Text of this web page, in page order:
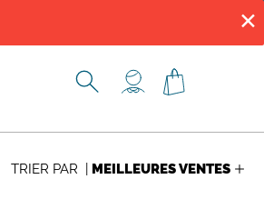
TRIER PAR |
✕